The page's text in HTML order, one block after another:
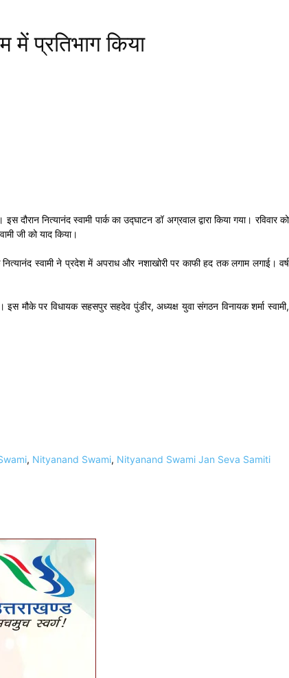
में प्रतिभाग किया
नित्यानंद स्वामी पार्क का उद्घाटन डॉ अग्रवाल द्वारा किया गया। रविवार को
जी को याद किया।
स्वामी ने प्रदेश में अपराध और नशाखोरी पर काफी हद तक लगाम लगाई। वर्ष
मौके पर विधायक सहसपुर सहदेव पुंडीर, अध्यक्ष युवा संगठन विनायक शर्मा स्वामी,
, Nityanand Swami, Nityanand Swami Jan Seva Samiti